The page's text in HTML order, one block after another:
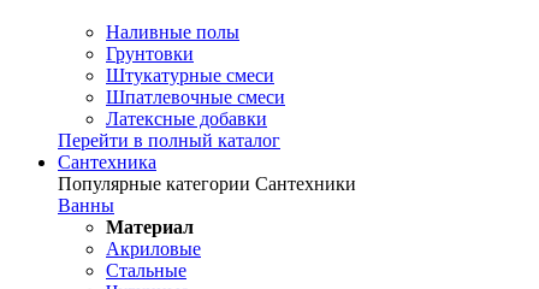
Наливные полы
Грунтовки
Штукатурные смеси
Шпатлевочные смеси
Латексные добавки
Перейти в полный каталог
Сантехника
Популярные категории Сантехники
Ванны
Материал
Акриловые
Стальные